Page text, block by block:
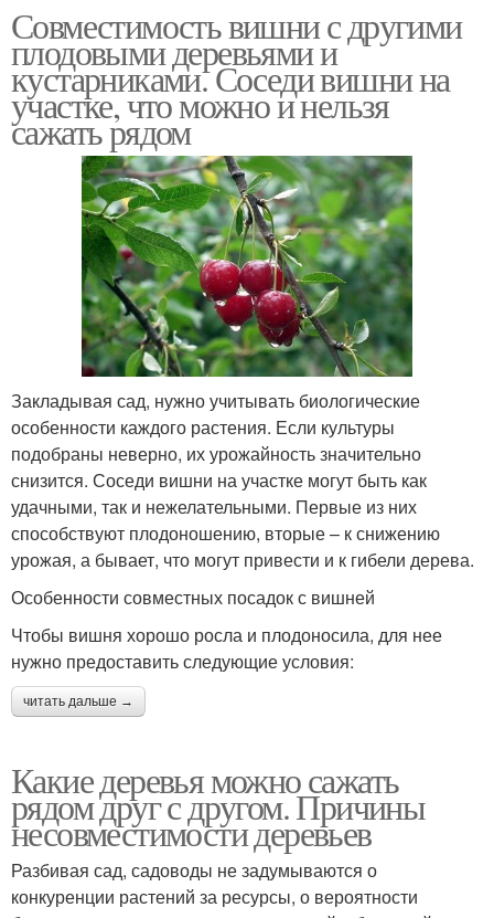
Совместимость вишни с другими
плодовыми деревьями и
кустарниками. Соседи вишни на
участке, что можно и нельзя
сажать рядом
Закладывая сад, нужно учитывать биологические
особенности каждого растения. Если культуры
подобраны неверно, их урожайность значительно
снизится. Соседи вишни на участке могут быть как
удачными, так и нежелательными. Первые из них
способствуют плодоношению, вторые – к снижению
урожая, а бывает, что могут привести и к гибели дерева.
Особенности совместных посадок с вишней
Чтобы вишня хорошо росла и плодоносила, для нее
нужно предоставить следующие условия:
читать дальше →
Какие деревья можно сажать
рядом друг с другом. Причины
несовместимости деревьев
Разбивая сад, садоводы не задумываются о
конкуренции растений за ресурсы, о вероятности